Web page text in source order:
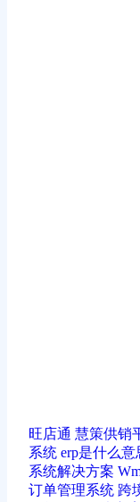
旺店通 慧策供销
系统 erp是什么意
系统解决方案
订单管理系统 跨